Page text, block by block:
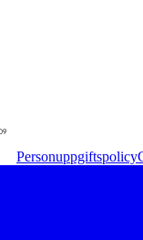
Personuppgiftspolicy